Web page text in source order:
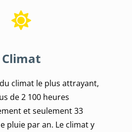
Climat
climat le plus attrayant,
de 2 100 heures
et seulement 33
pluie par an. Le climat y